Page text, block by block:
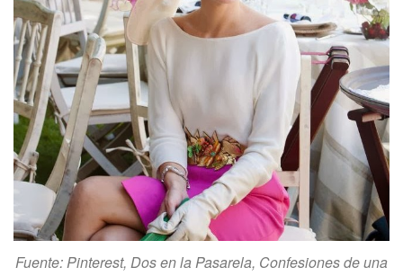
Fuente: Pinterest, Dos en la Pasarela, Confesiones de una